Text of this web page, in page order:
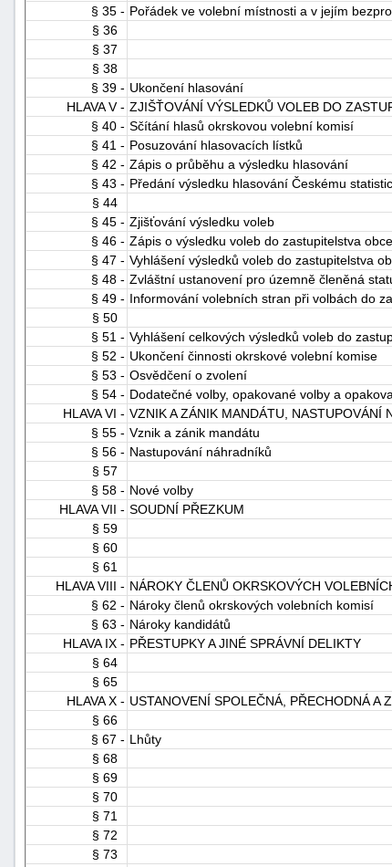
§ 35 - Pořádek ve volební místnosti a v jejím
§ 36
§ 37
§ 38
§ 39 - Ukončení hlasování
HLAVA V - ZJIŠŤOVÁNÍ VÝSLEDKŮ VOLEB DO
§ 40 - Sčítání hlasů okrskovou volební komisí
§ 41 - Posuzování hlasovacích lístků
§ 42 - Zápis o průběhu a výsledku hlasování
§ 43 - Předání výsledku hlasování Českému
§ 44
§ 45 - Zjišťování výsledku voleb
§ 46 - Zápis o výsledku voleb do zastupitelstva obce
§ 47 - Vyhlášení výsledků voleb do zastupitelstva
§ 48 - Zvláštní ustanovení pro územně členěná
§ 49 - Informování volebních stran při volbách do
§ 50
§ 51 - Vyhlášení celkových výsledků voleb do
§ 52 - Ukončení činnosti okrskové volební komise
§ 53 - Osvědčení o zvolení
§ 54 - Dodatečné volby, opakované volby a
HLAVA VI - VZNIK A ZÁNIK MANDÁTU, NASTUPOVÁNÍ
§ 55 - Vznik a zánik mandátu
§ 56 - Nastupování náhradníků
§ 57
§ 58 - Nové volby
HLAVA VII - SOUDNÍ PŘEZKUM
§ 59
§ 60
§ 61
HLAVA VIII - NÁROKY ČLENŮ OKRSKOVÝCH
§ 62 - Nároky členů okrskových volebních komisí
§ 63 - Nároky kandidátů
HLAVA IX - PŘESTUPKY A JINÉ SPRÁVNÍ DELIKTY
§ 64
§ 65
HLAVA X - USTANOVENÍ SPOLEČNÁ, PŘECHODNÁ A
§ 66
§ 67 - Lhůty
§ 68
§ 69
§ 70
§ 71
§ 72
§ 73